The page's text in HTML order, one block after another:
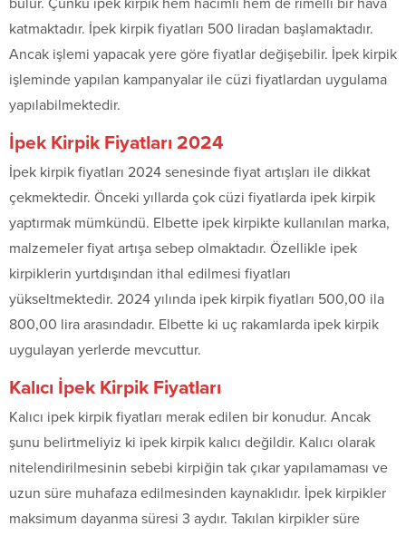
bulur. Çünkü ipek kirpik hem hacimli hem de rimelli bir hava
katmaktadır. İpek kirpik fiyatları 500 liradan başlamaktadır.
Ancak işlemi yapacak yere göre fiyatlar değişebilir. İpek kirpik
işleminde yapılan kampanyalar ile cüzi fiyatlardan uygulama
yapılabilmektedir.
İpek Kirpik Fiyatları 2024
İpek kirpik fiyatları 2024 senesinde fiyat artışları ile dikkat
çekmektedir. Önceki yıllarda çok cüzi fiyatlarda ipek kirpik
yaptırmak mümkündü. Elbette ipek kirpikte kullanılan marka,
malzemeler fiyat artışa sebep olmaktadır. Özellikle ipek
kirpiklerin yurtdışından ithal edilmesi fiyatları
yükseltmektedir. 2024 yılında ipek kirpik fiyatları 500,00 ila
800,00 lira arasındadır. Elbette ki uç rakamlarda ipek kirpik
uygulayan yerlerde mevcuttur.
Kalıcı İpek Kirpik Fiyatları
Kalıcı ipek kirpik fiyatları merak edilen bir konudur. Ancak
şunu belirtmeliyiz ki ipek kirpik kalıcı değildir. Kalıcı olarak
nitelendirilmesinin sebebi kirpiğin tak çıkar yapılamaması ve
uzun süre muhafaza edilmesinden kaynaklıdır. İpek kirpikler
maksimum dayanma süresi 3 aydır. Takılan kirpikler süre